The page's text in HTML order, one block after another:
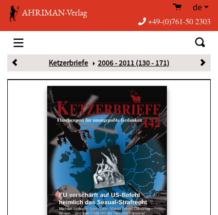
AHRIMAN-Verlag de
+49-(0)761-50 2303
Ketzerbriefe 2006 - 2011 (130 - 171)